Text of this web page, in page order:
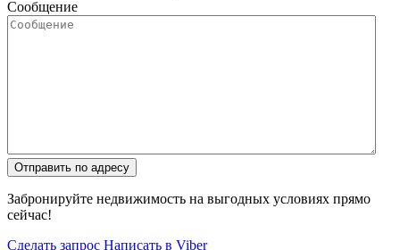
Сообщение
Отправить по адресу
Забронируйте недвижимость на выгодных условиях прямо
сейчас!
Сделать запрос Написать в Viber